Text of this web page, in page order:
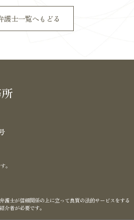
護士一覧へもどる
。
護士が信頼関係の上に立って良質の法的サービスをする
介者が必要です。